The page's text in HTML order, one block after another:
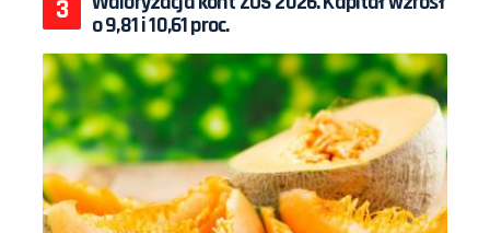
o 9,81 i 10,61 proc.